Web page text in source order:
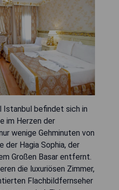
Istanbul befindet sich in
im Herzen der
wenige Gehminuten von
der Hagia Sophia, der
Großen Basar entfernt.
die luxuriösen Zimmer,
Flachbildfernseher